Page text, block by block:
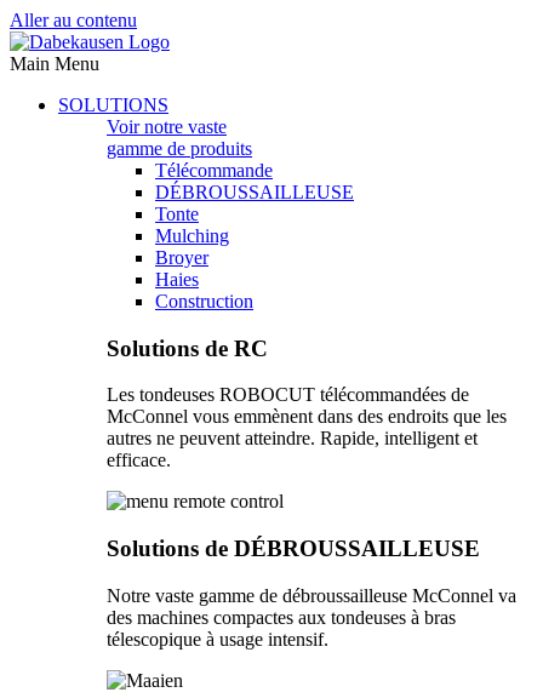
Aller au contenu
Main Menu
SOLUTIONS
Voir notre vaste
gamme de produits
Télécommande
DÉBROUSSAILLEUSE
Tonte
Mulching
Broyer
Haies
Construction
Solutions de RC
Les tondeuses ROBOCUT télécommandées de
McConnel vous emmènent dans des endroits que les
autres ne peuvent atteindre. Rapide, intelligent et
efficace.
Solutions de DÉBROUSSAILLEUSE
Notre vaste gamme de débroussailleuse McConnel va
des machines compactes aux tondeuses à bras
télescopique à usage intensif.